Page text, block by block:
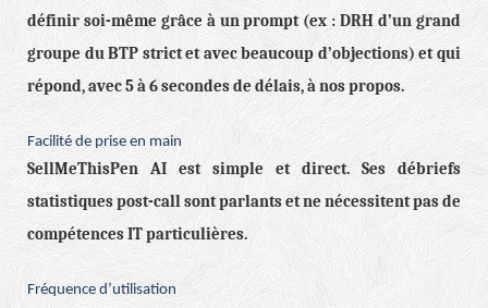
définir soi-même grâce à un prompt (ex : DRH d’un grand
groupe du BTP strict et avec beaucoup d’objections) et qui
répond, avec 5 à 6 secondes de délais, à nos propos.
Facilité de prise en main
SellMeThisPen AI est simple et direct. Ses débriefs
statistiques post-call sont parlants et ne nécessitent pas de
compétences IT particulières.
Fréquence d’utilisation